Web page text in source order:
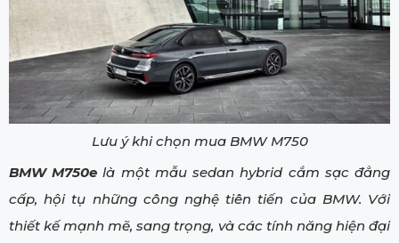
Lưu ý khi chọn mua BMW M750
BMW M750e là một mẫu sedan hybrid cắm sạc đẳng
cấp, hội tụ những công nghệ tiên tiến của BMW. Với
thiết kế mạnh mẽ, sang trọng, và các tính năng hiện đại